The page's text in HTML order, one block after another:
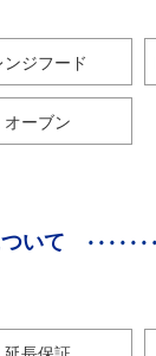
ンジフード
オーブン
いて